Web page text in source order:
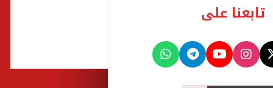
تابعنا على